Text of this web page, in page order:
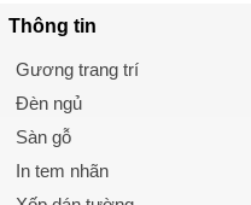
Thông tin
Gương trang trí
Đèn ngủ
Sàn gỗ
In tem nhãn